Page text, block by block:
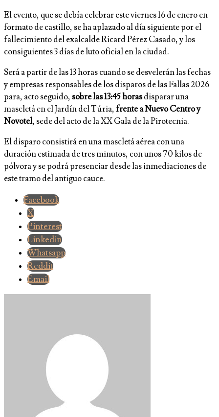
El evento, que se debía celebrar este viernes 16 de enero en
formato de castillo, se ha aplazado al día siguiente por el
fallecimiento del exalcalde Ricard Pérez Casado, y los
consiguientes 3 días de luto oficial en la ciudad.
Será a partir de las 13 horas cuando se desvelerán las fechas
y empresas responsables de los disparos de las Fallas 2026
para, acto seguido, sobre las 13:45 horasdisparar una
mascletá en el Jardín del Túria, frente a Nuevo Centro y
Novotel, sede del acto de la XX Gala de la Pirotecnia.
El disparo consistirá en una mascletá aérea con una
duración estimada de tres minutos, con unos 70 kilos de
pólvora y se podrá presenciar desde las inmediaciones de
este tramo del antiguo cauce.
Facebook
X
Pinterest
Linkedin
Whatsapp
Reddit
Email